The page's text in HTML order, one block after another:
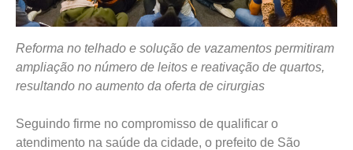
Reforma no telhado e solução de vazamentos permitiram
ampliação no número de leitos e reativação de quartos,
resultando no aumento da oferta de cirurgias
Seguindo firme no compromisso de qualificar o
atendimento na saúde da cidade, o prefeito de São